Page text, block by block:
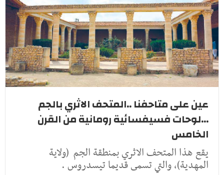
عين على متاحفنا ..المتحف الاثري بالجم
...لوحات فسيفسائية رومانية من القرن
الخامس
يقع هذا المتحف الاثري بمنطقة الجم (ولاية
المهدية)، والتي تسمى قديما تيسدروس .